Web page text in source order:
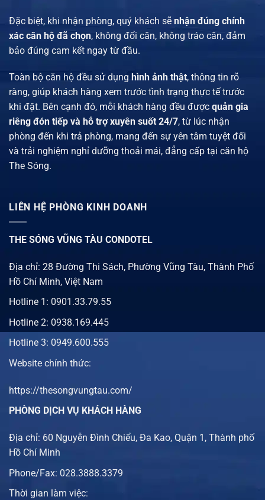
Đặc biệt, khi nhận phòng, quý khách sẽ nhận đúng chính
xác căn hộ đã chọn, không đổi căn, không tráo căn, đảm
bảo đúng cam kết ngay từ đầu.
Toàn bộ căn hộ đều sử dụng hình ảnh thật, thông tin rõ
ràng, giúp khách hàng xem trước tình trạng thực tế trước
khi đặt. Bên cạnh đó, mỗi khách hàng đều được quản gia
riêng đón tiếp và hỗ trợ xuyên suốt 24/7, từ lúc nhận
phòng đến khi trả phòng, mang đến sự yên tâm tuyệt đối
và trải nghiệm nghỉ dưỡng thoải mái, đẳng cấp tại căn hộ
The Sóng.
LIÊN HỆ PHÒNG KINH DOANH
THE SÓNG VŨNG TÀU CONDOTEL
Địa chỉ: 28 Đường Thi Sách, Phường Vũng Tàu, Thành Phố
Hồ Chí Minh, Việt Nam
Hotline 1: 0901.33.79.55
Hotline 2: 0938.169.445
Hotline 3: 0949.600.555
Website chính thức:
https://thesongvungtau.com/
PHÒNG DỊCH VỤ KHÁCH HÀNG
Địa chỉ: 60 Nguyễn Đình Chiểu, Đa Kao, Quận 1, Thành phố
Hồ Chí Minh
Phone/Fax: 028.3888.3379
Thời gian làm việc: